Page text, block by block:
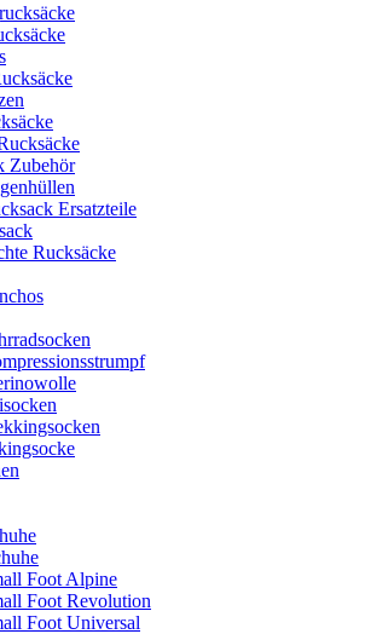
Zubehör
Ersatzteile
Rucksäcke
Foot Alpine
Foot Revolution
Foot Universal